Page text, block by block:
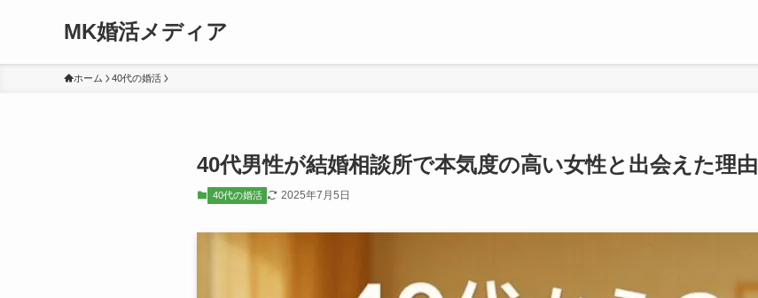
MK婚活メディア
ホーム 40代の婚活
40代男性が結婚相談所で本気度の高い女性と出会えた理由
40代の婚活 2025年7月5日